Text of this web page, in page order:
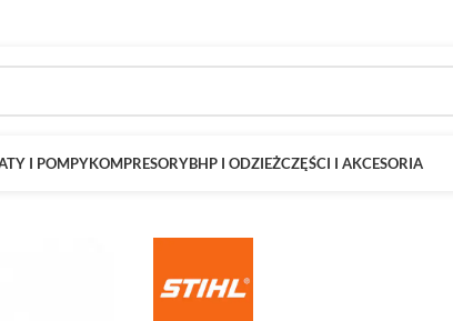
I POMPYKOMPRESORYBHP I ODZIEŻCZĘŚCI I AKCESORIA